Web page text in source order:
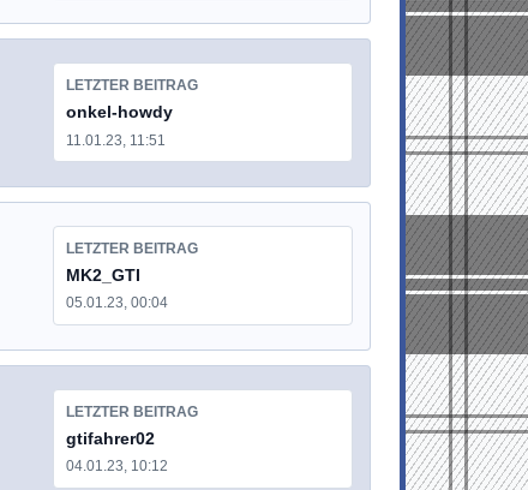
LETZTER BEITRAG
onkel-howdy
11.01.23, 11:51
LETZTER BEITRAG
MK2_GTI
05.01.23, 00:04
LETZTER BEITRAG
gtifahrer02
04.01.23, 10:12